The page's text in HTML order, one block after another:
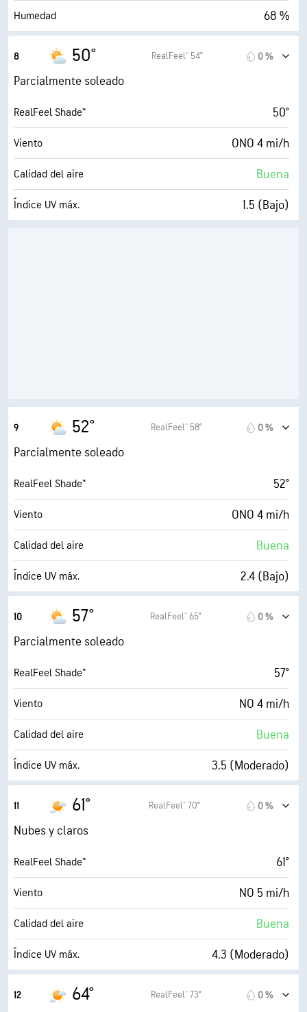
Humedad 68 %
Punto de rocío
AccuLumen Brightness Index™
Nubosidad 30 %
Visibilidad 10 mi
Techo de nubes 30000 ft
8 50° RealFeel® 54° 0 %
Parcialmente soleado
RealFeel Shade™ 50°
Viento ONO 4 mi/h
Calidad del aire Buena
Índice UV máx. 1.5 (Bajo)
Techo de nubes 30000 ft
9 52° RealFeel® 58° 0 %
Parcialmente soleado
RealFeel Shade™ 52°
Viento ONO 4 mi/h
Calidad del aire Buena
Índice UV máx. 2.4 (Bajo)
Humedad
Punto de rocío 42° F
AccuLumen Brightness Index™ 9 (Muy luminoso)
Nubosidad 30 %
Visibilidad 10 mi
10 57° RealFeel® 65° 0 %
Parcialmente soleado
RealFeel Shade™ 57°
Viento NO 4 mi/h
Calidad del aire Buena
Índice UV máx. 3.5 (Moderado)
Humedad
Punto de rocío 43° F
AccuLumen Brightness Index™ 8 (Luminoso)
Nubosidad 41 %
Visibilidad 10 mi
11 61° RealFeel® 70° 0 %
Nubes y claros
RealFeel Shade™ 61°
Viento NO 5 mi/h
Calidad del aire Buena
Índice UV máx. 4.3 (Moderado)
12 64° RealFeel® 73° 0 %